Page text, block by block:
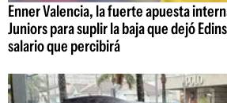
Enner Valencia, la fuerte apuesta
Juniors para suplir la baja que dejó
salario que percibirá